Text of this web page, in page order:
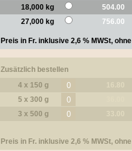
18,000 kg
504.00
27,000 kg
756.00
Preis in Fr. inklusive 2,6 % MWSt,
Zusätzlich bestellen
4 x 150 g
5 x 300 g
3 x 500 g
Preis in Fr. inklusive 2,6 % MWSt,